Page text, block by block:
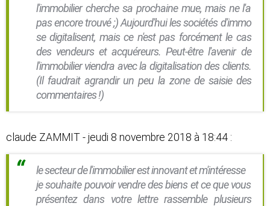
l'immobilier cherche sa prochaine mue, mais ne l'a
pas encore trouvé ;) Aujourd'hui les sociétés d'immo
se digitalisent, mais ce n'est pas forcément le cas
des vendeurs et acquéreurs. Peut-être l'avenir de
l'immobilier viendra avec la digitalisation des clients.
(Il faudrait agrandir un peu la zone de saisie des
commentaires !)
claude ZAMMIT - jeudi 8 novembre 2018 à 18:44 :
le secteur de l'immobilier est innovant et m'intéresse
je souhaite pouvoir vendre des biens et ce que vous
présentez dans votre lettre rassemble plusieurs